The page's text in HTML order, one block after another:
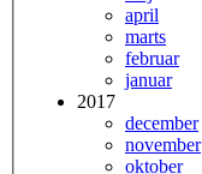
april
marts
februar
januar
2017
december
november
oktober